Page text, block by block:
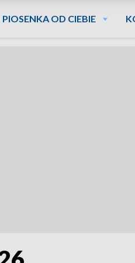
PIOSENKA OD CIEBIE